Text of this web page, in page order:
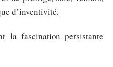
d’inventivité.
la fascination persistante